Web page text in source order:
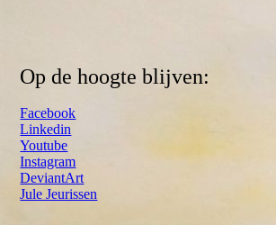
Op de hoogte blijven:
Facebook
Linkedin
Youtube
Instagram
DeviantArt
Jule Jeurissen